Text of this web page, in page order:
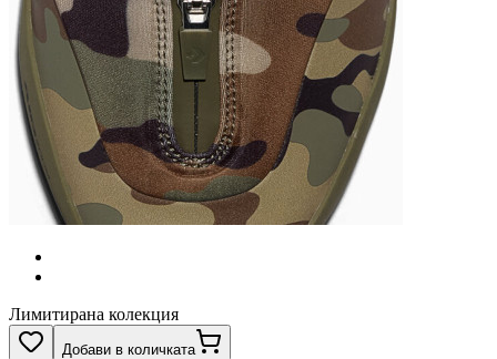
Лимитирана колекция
Добави в количката